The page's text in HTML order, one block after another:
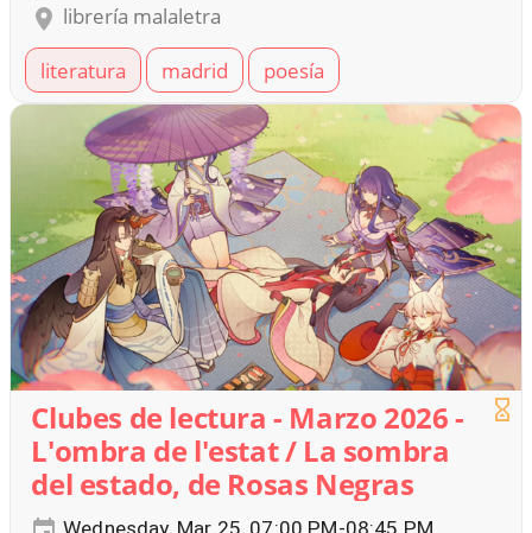
librería malaletra
literatura
madrid poesía
Clubes de lectura - Marzo 2026 -
L'ombra de l'estat / La sombra
del estado, de Rosas Negras